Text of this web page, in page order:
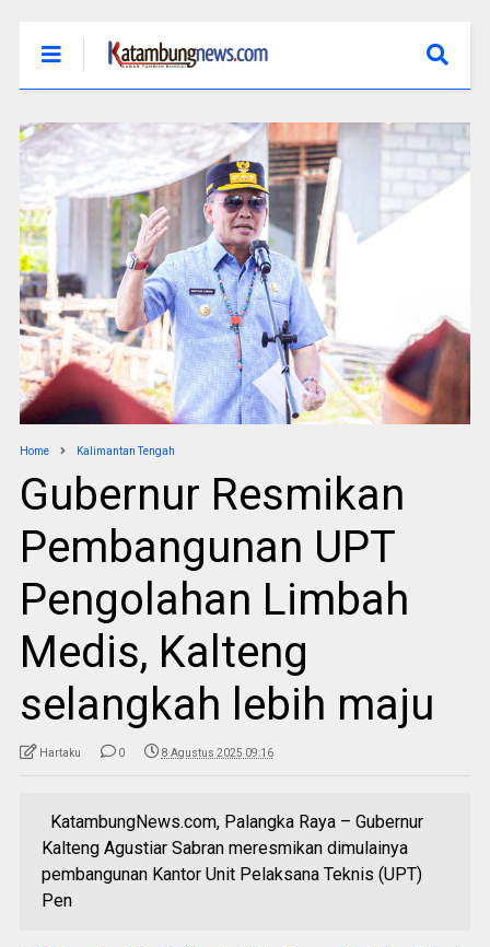
Home Kalimantan Tengah
Gubernur Resmikan
Pembangunan UPT
Pengolahan Limbah
Medis, Kalteng
selangkah lebih maju
Hartaku 0 8 Agustus 2025 09:16
KatambungNews.com, Palangka Raya – Gubernur
Kalteng Agustiar Sabran meresmikan dimulainya
pembangunan Kantor Unit Pelaksana Teknis (UPT)
Pen